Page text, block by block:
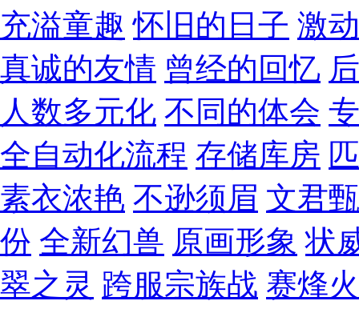
充溢童趣 怀旧的日子 激
真诚的友情 曾经的回忆
人数多元化 不同的体会
全自动化流程 存储库房
素衣浓艳 不逊须眉 文君
份 全新幻兽 原画形象 状
翠之灵 跨服宗族战 赛烽